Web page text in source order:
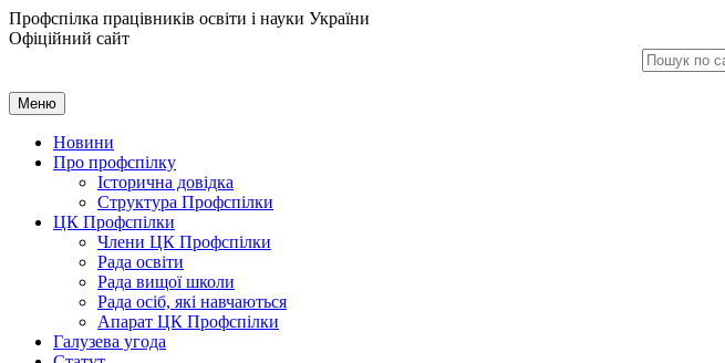
Профспілка працівників освіти і науки України
Офіційний сайт
Меню
Новини
Про профспілку
Історична довідка
Структура Профспілки
ЦК Профспілки
Члени ЦК Профспілки
Рада освіти
Рада вищої школи
Рада осіб, які навчаються
Апарат ЦК Профспілки
Галузева угода